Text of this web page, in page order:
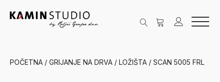
POČETNA / GRIJANJE NA DRVA / LOŽIŠTA / SCAN 5005 FRL